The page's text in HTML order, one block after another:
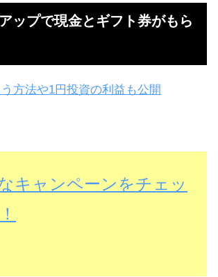
ップで現金とギフト券がもら
方法や1円投資の利益も公開
キャンペーンをチェッ